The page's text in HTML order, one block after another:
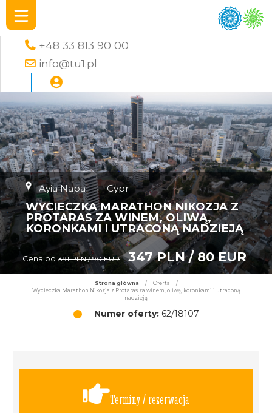
+48 33 813 90 00
info@tu1.pl
Ayia Napa → Cypr
WYCIECZKA MARATHON NIKOZJA Z
PROTARAS ZA WINEM, OLIWĄ,
KORONKAMI I UTRACONĄ NADZIEJĄ
Cena od 391 PLN / 90 EUR 347 PLN / 80 EUR
Strona główna / Oferta
/
Wycieczka Marathon Nikozja z Protaras za winem, oliwą, koronkami i utraconą
nadzieją
Numer oferty:62/18107
Terminy / rezerwacja